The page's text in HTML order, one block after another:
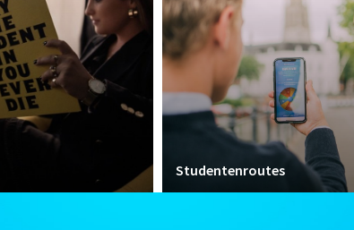
Studentenroutes